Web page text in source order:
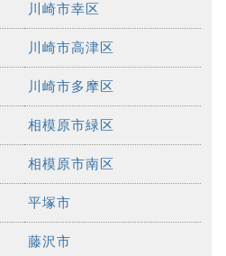
川崎市幸区
川崎市高津区
川崎市多摩区
相模原市緑区
相模原市南区
平塚市
藤沢市